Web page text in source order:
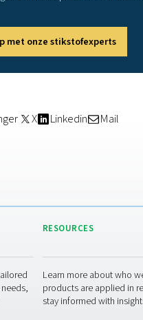
(PSA)
gebruiken een paar
het andere. Deze
zuurstofgehalte vereisen,
PSA-systemen het
in beperkte ruimtes of
ze een continue
zeer zuivere stikstof
bent naar een
prestaties.